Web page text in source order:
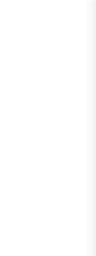
og virksomheder